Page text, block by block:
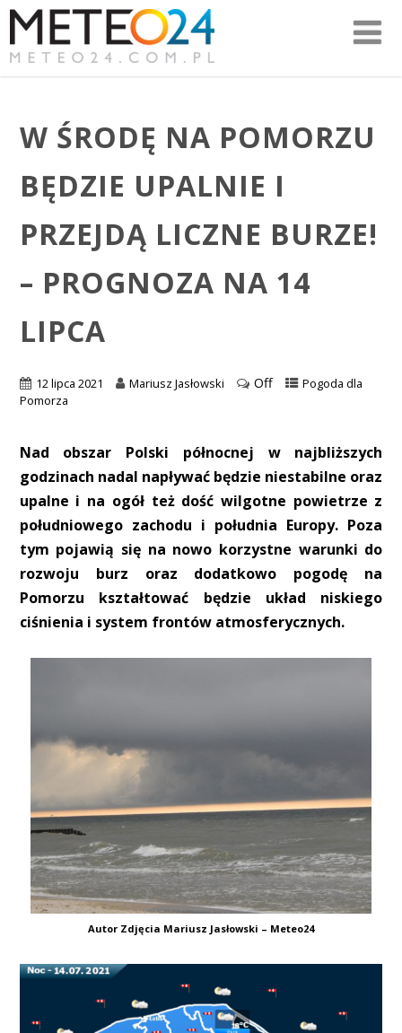
W ŚRODĘ NA POMORZU
BĘDZIE UPALNIE I
PRZEJDĄ LICZNE BURZE!
– PROGNOZA NA 14
LIPCA
12 lipca 2021 Mariusz Jasłowski Off
Pogoda dla
Pomorza
Nad obszar Polski północnej w najbliższych
godzinach nadal napływać będzie niestabilne oraz
upalne i na ogół też dość wilgotne powietrze z
południowego zachodu i południa Europy. Poza
tym pojawią się na nowo korzystne warunki do
rozwoju burz oraz dodatkowo pogodę na
Pomorzu kształtować będzie układ niskiego
ciśnienia i system frontów atmosferycznych.
Autor Zdjęcia Mariusz Jasłowski – Meteo24